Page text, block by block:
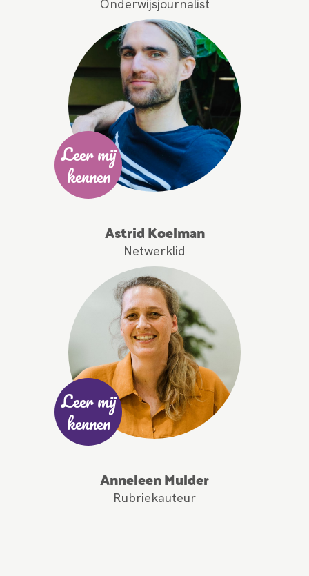
Onderwijsjournalist
Leer mij
kennen
Astrid Koelman
Netwerklid
Leer mij
kennen
Anneleen Mulder
Rubriekauteur